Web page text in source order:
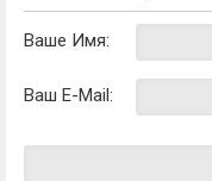
Ваше Имя:
Ваш E-Mail: